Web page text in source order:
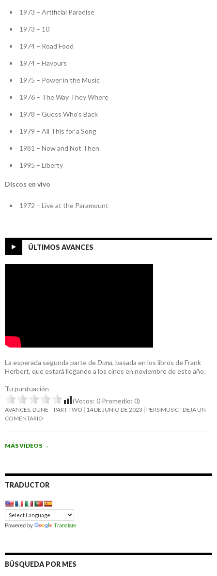
1973 – Artificial Paradise
1973 – 10
1974 – Road Food
1974 – Flavours
1975 – Power in the Music
1976 – The Way They Where
1978 – Guess Who’s Back
1979 – All This for a Song
1981 – Now and Not Then
1995 – Liberty
Discos en vivo
1972 – Live at the Paramount
ÚLTIMOS AVANCES
La esperada segunda parte de Duna, basada en los libros de Frank
Herbert, que estará llegando a los cines en noviembre de este año.
Tu puntuación
(Votos: 0 Promedio: 0)
AVANCES: DUNE – PART TWO 14 DE JUNIO DE 2023 PERSIMUSIC DEJA UN
COMENTARIO
MÁS VÍDEOS →
TRADUCTOR
Powered by Translate
BÚSQUEDA POR MES